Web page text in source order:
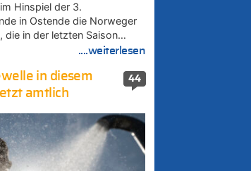
Hinspiel der 3.
in Ostende die Norweger
die in der letzten Saison…
....weiterlesen
44
in diesem
amtlich